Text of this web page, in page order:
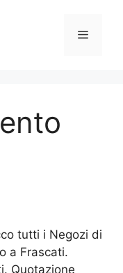
Menu
tutti i Negozi di
a Frascati.
Quotazione